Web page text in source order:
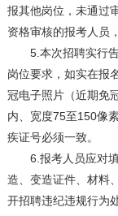
报其他岗位，未通过
资格审核的报考人员
5.本次招聘实行告
岗位要求，如实在报
冠电子照片（近期免
内、宽度75至150像
疾证号必须一致。
6.报考人员应对填
造、变造证件、材料
开招聘违纪违规行为